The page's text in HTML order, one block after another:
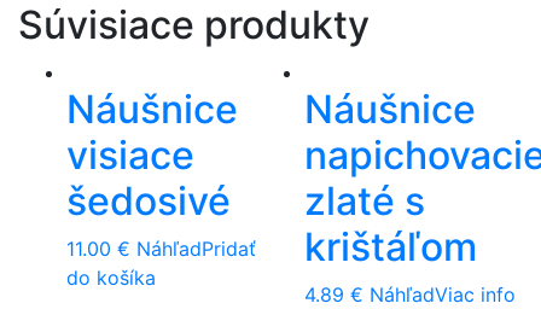
Súvisiace produkty
Náušnice
visiace
šedosivé
11.00 € NáhľadPridať
do košíka
Náušnice
zlaté s
krištáľom
4.89 € NáhľadViac info